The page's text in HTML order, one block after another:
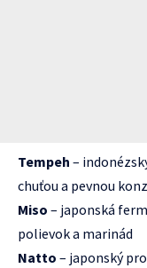
Tempeh –
chuťou a pevnou
Miso – japonská
polievok a marinád
Natto – japonský